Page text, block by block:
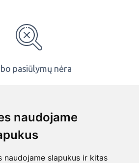
naudojame
naudojame slapukus ir kitas
pasiūlymų nėra